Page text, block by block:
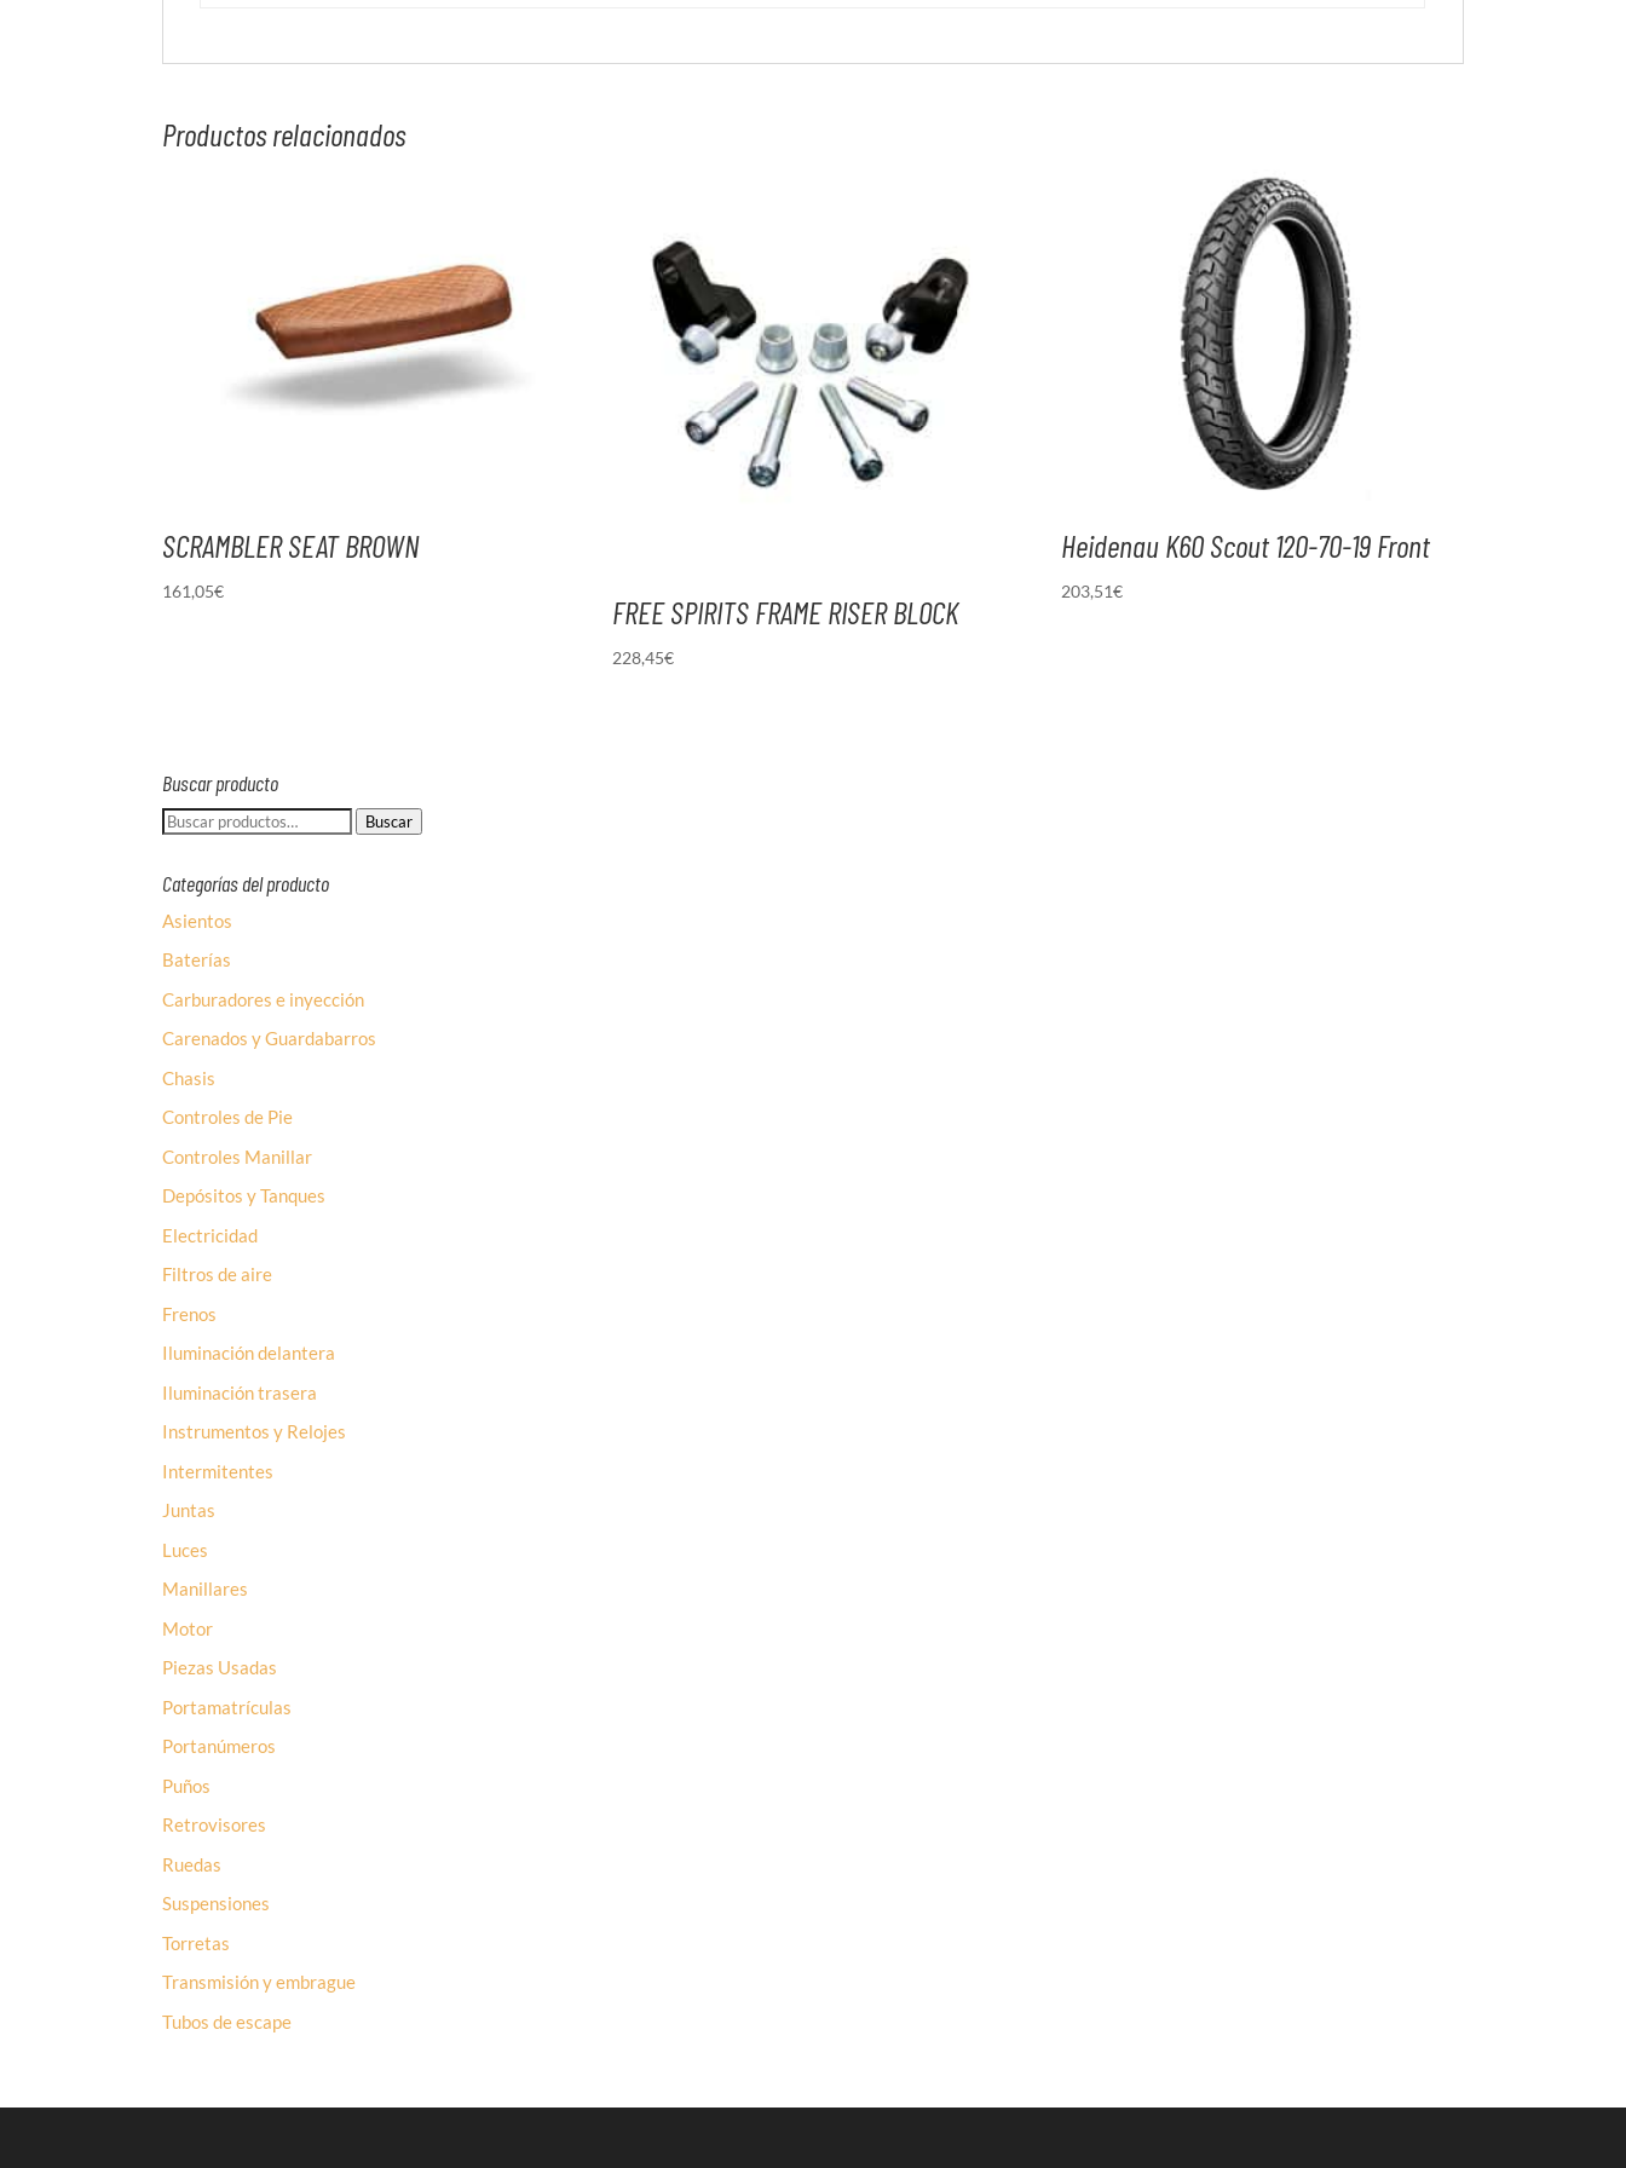
Productos relacionados
SCRAMBLER SEAT BROWN
161,05€
FREE SPIRITS FRAME RISER BLOCK
228,45€
Heidenau K60 Scout 120-70-19 Front
203,51€
Buscar producto
Buscar
Buscar
Categorías del producto
Asientos
Baterías
Carburadores e inyección
Carenados y Guardabarros
Chasis
Controles de Pie
Controles Manillar
Depósitos y Tanques
Electricidad
Filtros de aire
Frenos
Iluminación delantera
Iluminación trasera
Instrumentos y Relojes
Intermitentes
Juntas
Luces
Manillares
Motor
Piezas Usadas
Portamatrículas
Portanúmeros
Puños
Retrovisores
Ruedas
Suspensiones
Torretas
Transmisión y embrague
Tubos de escape